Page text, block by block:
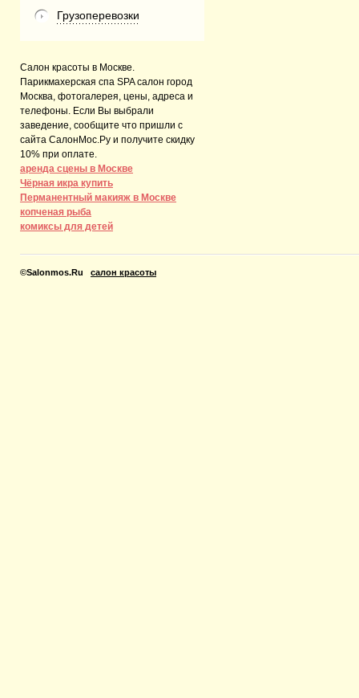
Грузоперевозки
Салон красоты в Москве.
Парикмахерская спа SPA салон город
Москва, фотогалерея, цены, адреса и
телефоны. Если Вы выбрали
заведение, сообщите что пришли с
сайта СалонМос.Ру и получите скидку
10% при оплате.
аренда сцены в Москве
Чёрная икра купить
Перманентный макияж в Москве
копченая рыба
комиксы для детей
©Salonmos.Ru салон красоты